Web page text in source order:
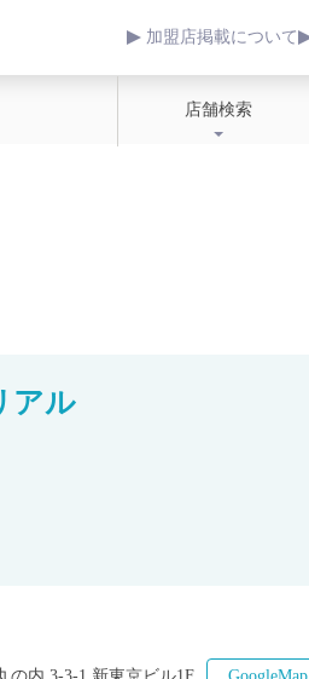
加盟店掲載について
店舗検索
アル